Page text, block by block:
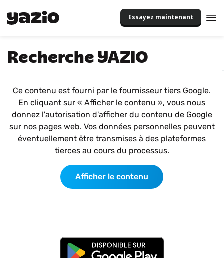
Essayez maintenant
Recherche YAZIO
Ce contenu est fourni par le fournisseur tiers Google.
En cliquant sur « Afficher le contenu », vous nous
donnez l'autorisation d'afficher du contenu de Google
sur nos pages web. Vos données personnelles peuvent
éventuellement être transmises à des plateformes
tierces au cours du processus.
Afficher le contenu